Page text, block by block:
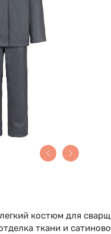
костюм для
ткани и